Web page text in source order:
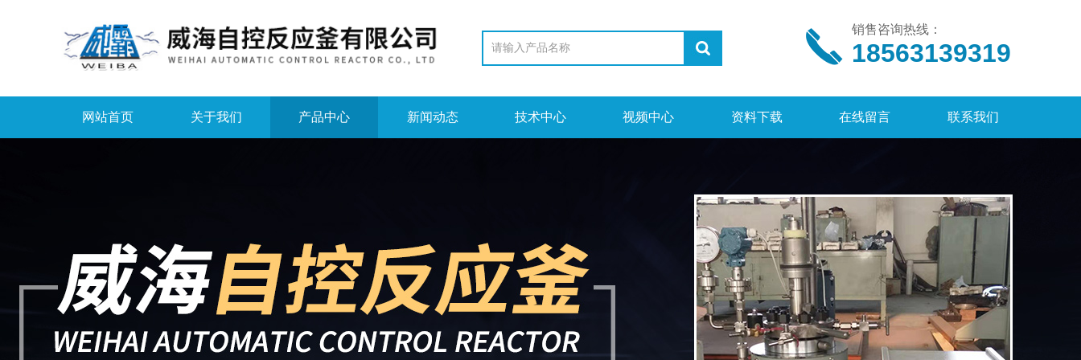
销售咨询热线：
18563139319
网站首页 关于我们 产品中心 新闻动态 技术中心 视频中心 资料下载 在线留言 联系我们